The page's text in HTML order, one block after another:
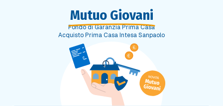
Mutuo Giovani
Fondo di Garanzia Prima Casa
Acquisto Prima Casa Intesa Sanpaolo